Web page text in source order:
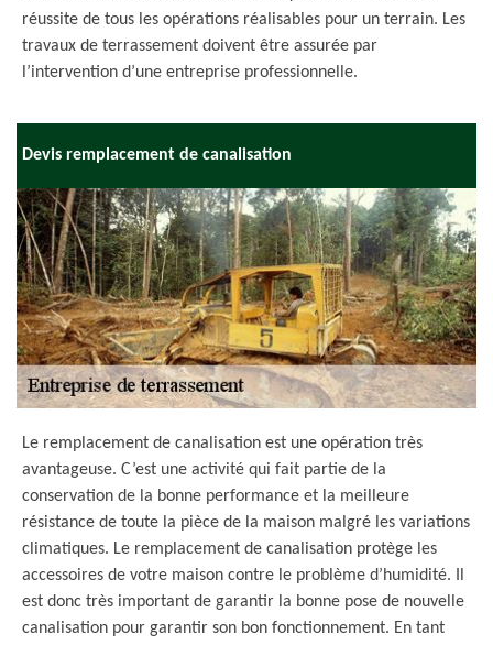
réussite de tous les opérations réalisables pour un terrain. Les
travaux de terrassement doivent être assurée par
l’intervention d’une entreprise professionnelle.
Devis remplacement de canalisation
Le remplacement de canalisation est une opération très
avantageuse. C’est une activité qui fait partie de la
conservation de la bonne performance et la meilleure
résistance de toute la pièce de la maison malgré les variations
climatiques. Le remplacement de canalisation protège les
accessoires de votre maison contre le problème d’humidité. Il
est donc très important de garantir la bonne pose de nouvelle
canalisation pour garantir son bon fonctionnement. En tant